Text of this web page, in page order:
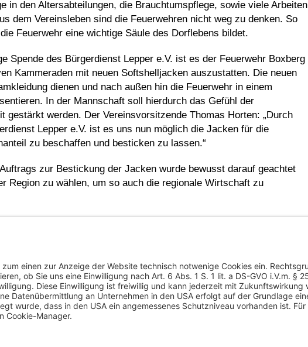
in den Altersabteilungen, die Brauchtumspflege, sowie viele Arbeiten
dem Vereinsleben sind die Feuerwehren nicht weg zu denken. So
Feuerwehr eine wichtige Säule des Dorflebens bildet.
Spende des Bürgerdienst Lepper e.V. ist es der Feuerwehr Boxberg
Kammeraden mit neuen Softshelljacken auszustatten. Die neuen
dienen und nach außen hin die Feuerwehr in einem
In der Mannschaft soll hierdurch das Gefühl der
gestärkt werden. Der Vereinsvorsitzende Thomas Horten: „Durch
Lepper e.V. ist es uns nun möglich die Jacken für die
zu beschaffen und besticken zu lassen.“
zur Bestickung der Jacken wurde bewusst darauf geachtet
Region zu wählen, um so auch die regionale Wirtschaft zu
für die Unterstützung.